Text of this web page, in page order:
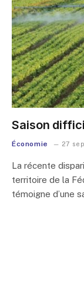
Saison
Économie 27
La récente
territoire de la
témoigne d’une